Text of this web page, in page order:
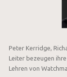
Peter Kerridge,
Leiter bezeugen
Lehren von